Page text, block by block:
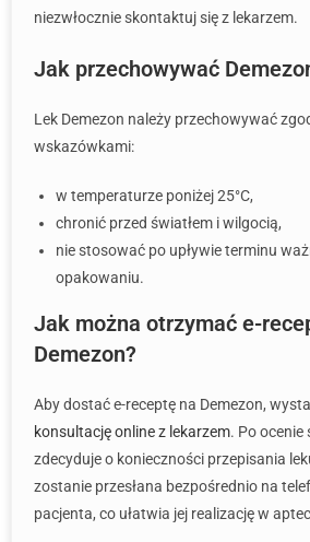
niezwłocznie skontaktuj się z lekarzem.
Jak przechowywać
Lek Demezon należy przechowywać
wskazówkami:
w temperaturze poniżej 25°C,
chronić przed światłem i wilgocią,
nie stosować po upływie terminu
opakowaniu.
Jak można otrzymać e-
Demezon?
Aby dostać e-receptę na Demezon,
konsultację online z lekarzem. Po
zdecyduje o konieczności przepisania
zostanie przesłana bezpośrednio na
pacjenta, co ułatwia jej realizację w